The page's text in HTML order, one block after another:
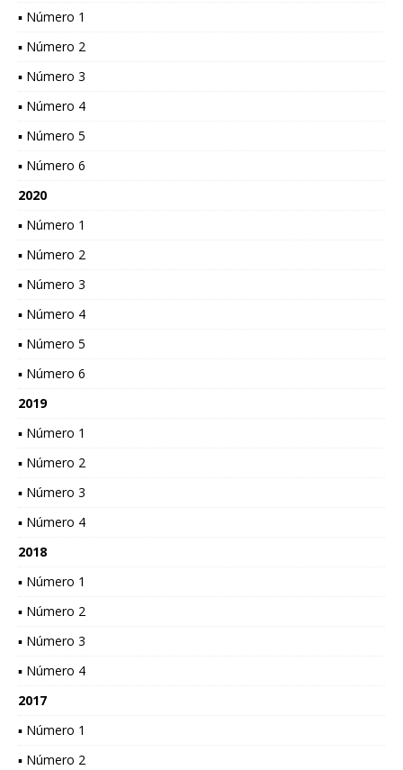
▪ Número 1
▪ Número 2
▪ Número 3
▪ Número 4
▪ Número 5
▪ Número 6
2020
▪ Número 1
▪ Número 2
▪ Número 3
▪ Número 4
▪ Número 5
▪ Número 6
2019
▪ Número 1
▪ Número 2
▪ Número 3
▪ Número 4
2018
▪ Número 1
▪ Número 2
▪ Número 3
▪ Número 4
2017
▪ Número 1
▪ Número 2